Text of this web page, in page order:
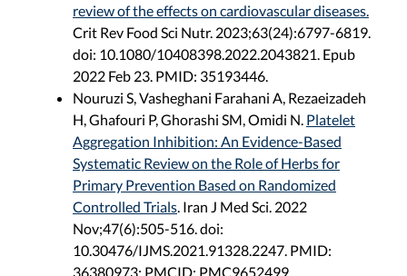
review of the effects on cardiovascular diseases.
Crit Rev Food Sci Nutr. 2023;63(24):6797-6819.
doi: 10.1080/10408398.2022.2043821. Epub
2022 Feb 23. PMID: 35193446.
Nouruzi S, Vasheghani Farahani A, Rezaeizadeh
H, Ghafouri P, Ghorashi SM, Omidi N. Platelet
Aggregation Inhibition: An Evidence-Based
Systematic Review on the Role of Herbs for
Primary Prevention Based on Randomized
Controlled Trials . Iran J Med Sci. 2022
Nov;47(6):505-516. doi:
10.30476/IJMS.2021.91328.2247. PMID:
36380973; PMCID: PMC9652499.